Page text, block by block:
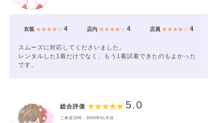
衣装★★★★☆ 4 店内★★★★☆ 4 店員 ★★★★☆4
スムーズに対応してくださいました。
レンタルした1着だけでなく、もう1着試着できたのもよかった
です。
総合評価 5.0
ご来店日時：2026年01月頃